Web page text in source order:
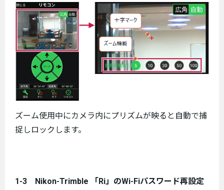
ズーム使用中にカメラ内にプリズムが映ると自動で捕
捉しロックします。
1-3 Nikon-Trimble 「Ri」のWi-Fiパスワード再設定